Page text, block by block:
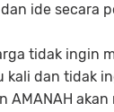
ide secara
tidak ingin
kali dan tidak
AMANAH